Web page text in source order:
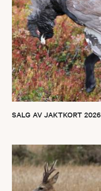
SALG AV JAKTKORT 2026